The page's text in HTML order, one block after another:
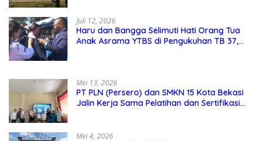
Juli 12, 2026
Haru dan Bangga Selimuti Hati Orang Tua
Anak Asrama YTBS di Pengukuhan TB 37,
Mei 13, 2026
PT PLN (Persero) dan SMKN 15 Kota Bekasi
Jalin Kerja Sama Pelatihan dan Sertifikasi
Mei 4, 2026